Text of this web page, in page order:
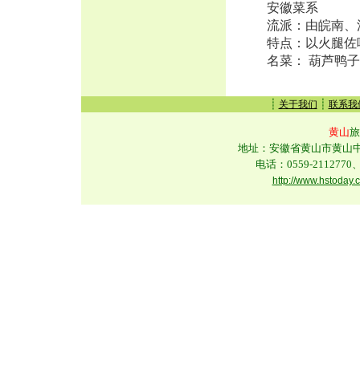
安徽菜系
流派：由皖南、
特点：以火腿佐
名菜： 葫芦鸭
┊ 关于我们 ┊ 联系我
黄山
地址：安徽省黄山市黄山
电话：0559-2112770
http://